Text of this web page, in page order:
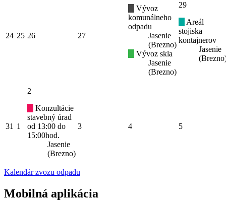
24 25 26 27
Vývoz
komunálneho
odpadu
Jasenie
(Brezno)
Vývoz skla
Jasenie
(Brezno)
29
Areál
stojiska
kontajnerov
Jasenie
31 1
2
Konzultácie
stavebný úrad
od 13:00 do
15:00hod.
Jasenie
(Brezno)
3 4 5
Kalendár zvozu odpadu
Mobilná aplikácia